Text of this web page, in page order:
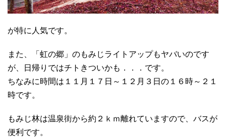
が特に人気です。
また、「虹の郷」のもみじライトアップもヤバいのです
が、日帰りではチトきついかも．．．です。
ちなみに時間は１１月１７日～１２月３日の１６時～２１
時です。
もみじ林は温泉街から約２ｋｍ離れていますので、バスが
便利です。